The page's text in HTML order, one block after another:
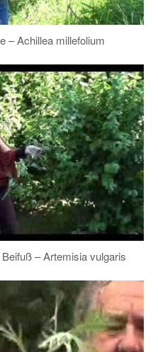
– Achillea millefolium
– Artemisia vulgaris